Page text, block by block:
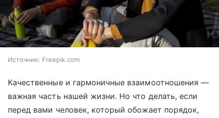
Источник: Freepik.com
Качественные и гармоничные взаимоотношения —
важная часть нашей жизни. Но что делать, если
перед вами человек, который обожает порядок,